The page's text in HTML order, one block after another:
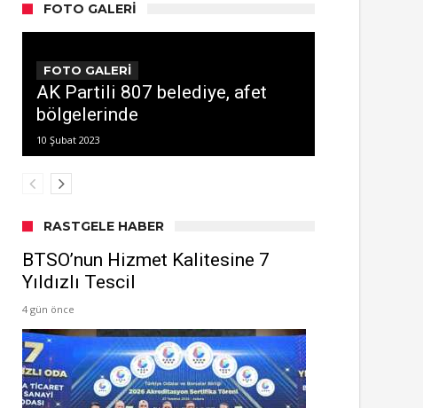
FOTO GALERI
FOTO GALERİ
AK Partili 807 belediye, afet
bölgelerinde
10 Şubat 2023
RASTGELE HABER
BTSO’nun Hizmet Kalitesine 7
Yıldızlı Tescil
4 gün önce